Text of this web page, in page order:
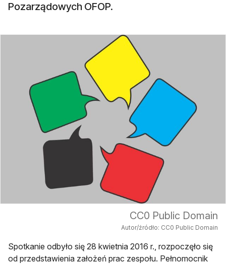
Pozarządowych OFOP.
CC0 Public Domain
Autor/źródło: CC0 Public Domain
Spotkanie odbyło się 28 kwietnia 2016 r., rozpoczęło się
od przedstawienia założeń prac zespołu. Pełnomocnik